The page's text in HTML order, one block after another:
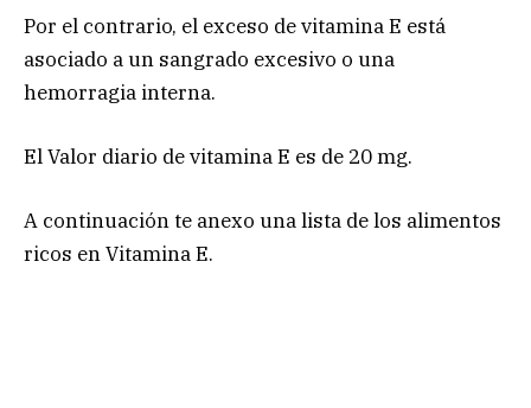
Por el contrario, el exceso de vitamina E está
asociado a un sangrado excesivo o una
hemorragia interna.
El Valor diario de vitamina E es de 20 mg.
A continuación te anexo una lista de los alimentos
ricos en Vitamina E.